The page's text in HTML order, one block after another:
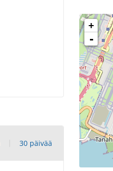
30 päivää
+
-